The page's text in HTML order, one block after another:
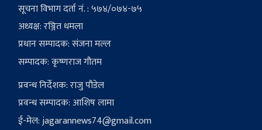
सूचना विभाग दर्ता नं. : ५७४/०७४-७५
अध्यक्ष: रञ्जित धमला
प्रधान सम्पादक: संजना मल्ल
सम्पादक: कृष्णराज गौतम
प्रवन्ध निर्देशक: राजु पौडेल
प्रवन्ध सम्पादक: आशिष लामा
ई-मेल:jagarannews74@gmail.com